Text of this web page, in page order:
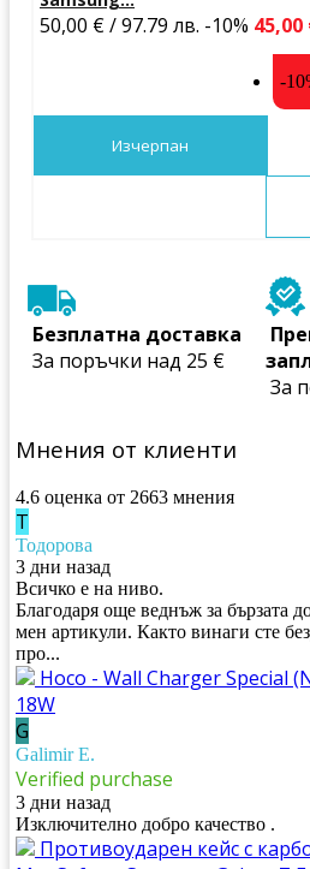
50,00 € / 97.79 лв. -10% 45,00
-
Изчерпан
Безплатна доставка
За поръчки над 25 €
За
Мнения от клиенти
4.6 оценка от 2663 мнения
Т
Тодорова
3 дни назад
Всичко е на ниво.
Благодаря още веднъж за бързата
мен артикули. Както винаги сте
про...
Hoco - Wall Charger Special
18W
G
Galimir E.
Verified purchase
3 дни назад
Изключително добро качество .
Противоударен кейс с